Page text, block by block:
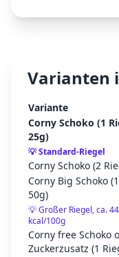
Varianten
Variante
Corny Schoko (1
25g)
💡Standard-Riegel
Corny Schoko (2
Corny Big Schoko
50g)
💡Großer Riegel, ca.
kcal/100g
Corny free Schoko
Zuckerzusatz (1